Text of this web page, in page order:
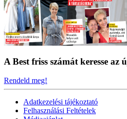
A Best friss számát keresse az
Rendeld meg!
Adatkezelési tájékoztató
Felhasználási Feltételek